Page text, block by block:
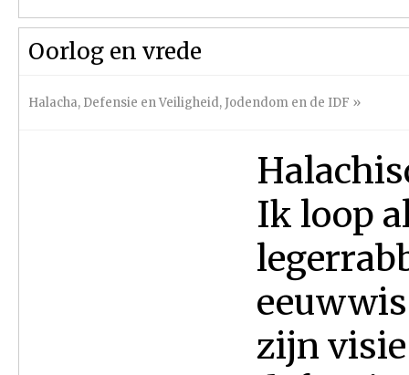
Oorlog en vrede
Halacha, Defensie en Veiligheid, Jodendom en de IDF »
Ik loop
zijn